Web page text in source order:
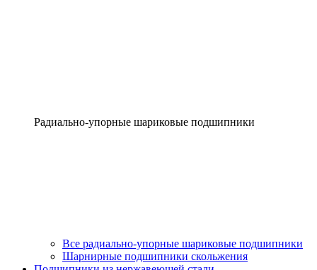
Радиально-упорные шариковые подшипники
Все радиально-упорные шариковые подшипники
Шарнирные подшипники скольжения